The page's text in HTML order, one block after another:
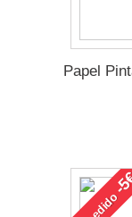
Papel
pedido
-